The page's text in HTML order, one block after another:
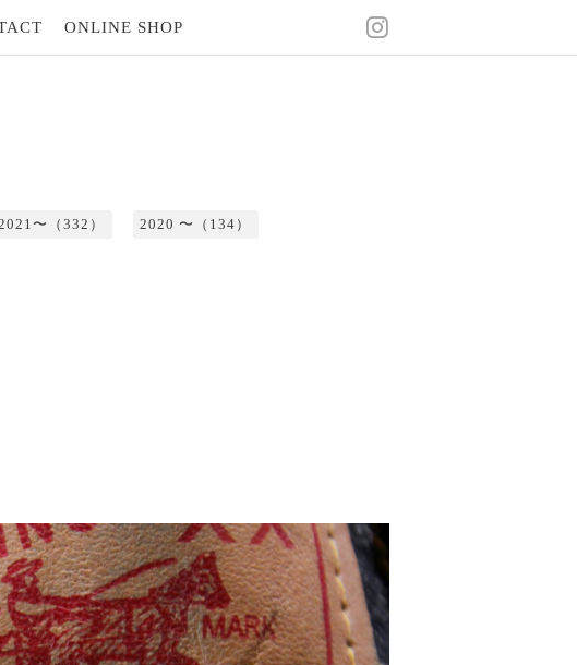
ONLINE SHOP
〜（332） 2020 〜（134）